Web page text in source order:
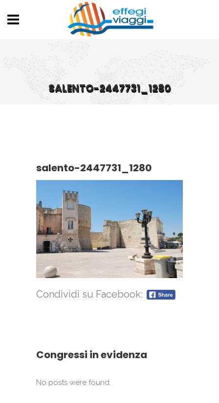
SALENTO-2447731_1280
salento-2447731_1280
Condividi su Facebook:
Congressi in evidenza
No posts were found.